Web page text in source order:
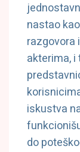
nastao
razgovora
akterima,
iskustva
do